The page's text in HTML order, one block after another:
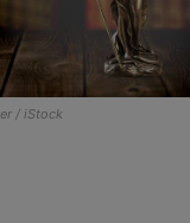
/ iStock